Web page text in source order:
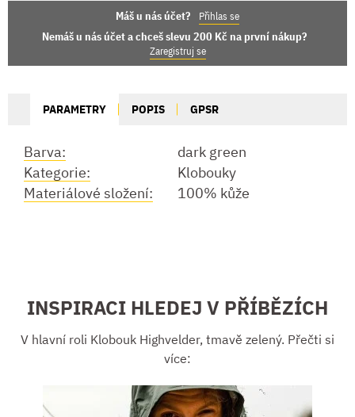
Máš u nás účet? Přihlas se
Nemáš u nás účet a chceš slevu 200 Kč na první nákup?
Zaregistruj se
PARAMETRY POPIS GPSR
Barva:
dark green
Kategorie:
Klobouky
Materiálové složení:
100% kůže
INSPIRACI HLEDEJ V PŘÍBĚZÍCH
V hlavní roli Klobouk Highvelder, tmavě zelený. Přečti si
více: